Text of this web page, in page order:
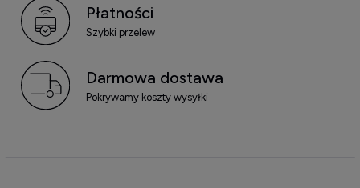
Płatności
Szybki przelew
Darmowa dostawa
Pokrywamy koszty wysyłki